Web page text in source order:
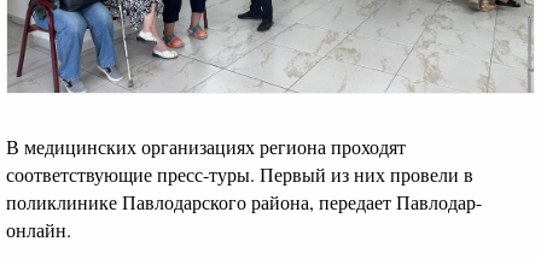
В медицинских организациях региона проходят
соответствующие пресс-туры. Первый из них провели в
поликлинике Павлодарского района, передает Павлодар-
онлайн.